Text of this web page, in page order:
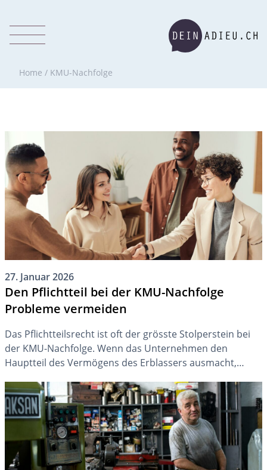
Home / KMU-Nachfolge
27. Januar 2026
Den Pflichtteil bei der KMU-Nachfolge
Probleme vermeiden
Das Pflichtteilsrecht ist oft der grösste Stolperstein bei
der KMU-Nachfolge. Wenn das Unternehmen den
Hauptteil des Vermögens des Erblassers ausmacht,
Nachfolge verhindern oder zumindest erschweren. Diese
Problematik kann jedoch seit der jüngsten
Erbrechtsrevision 2023 mit genügen Planung umgangen
werden.